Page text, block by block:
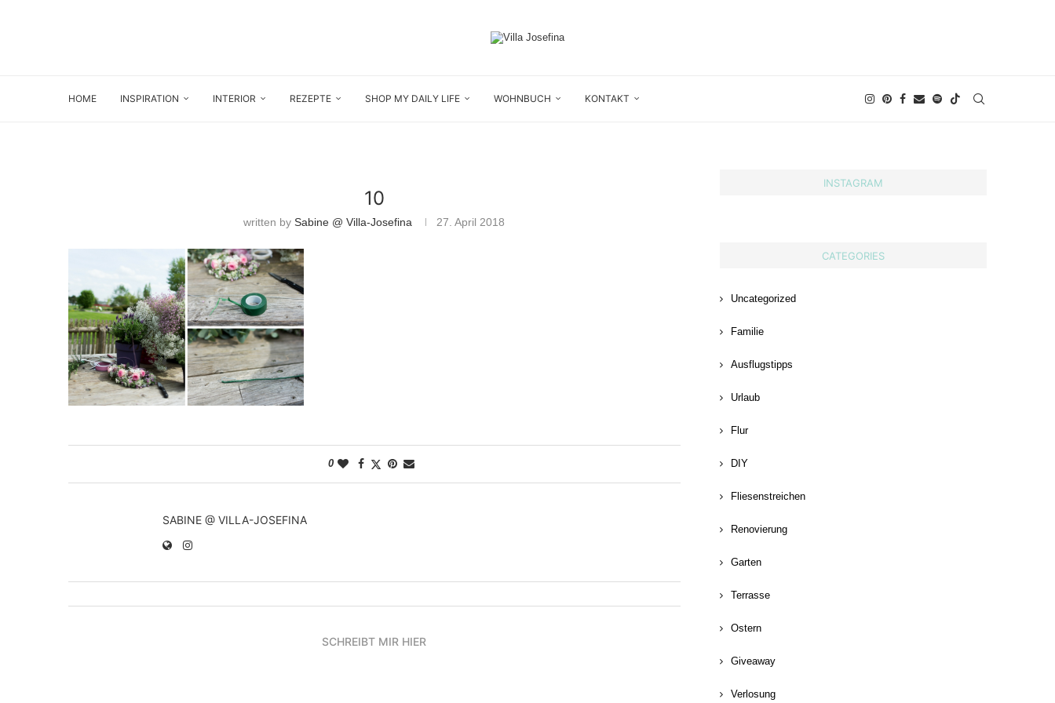
HOME INSPIRATION INTERIOR REZEPTE SHOP MY DAILY LIFE WOHNBUCH KONTAKT
10
written bySabine @ Villa-Josefina 27. April 2018
0
SABINE @ VILLA-JOSEFINA
SCHREIBT MIR HIER
INSTAGRAM
CATEGORIES
Uncategorized
Familie
Ausflugstipps
Urlaub
Flur
DIY
Fliesenstreichen
Renovierung
Garten
Terrasse
Ostern
Giveaway
Verlosung